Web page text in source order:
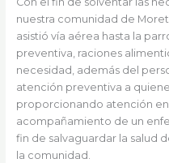
nuestra comunidad de
asistió vía aérea hasta la
preventiva, raciones
necesidad, además del
atención preventiva a
proporcionando atención
acompañamiento de un
fin de salvaguardar la salud
la comunidad.